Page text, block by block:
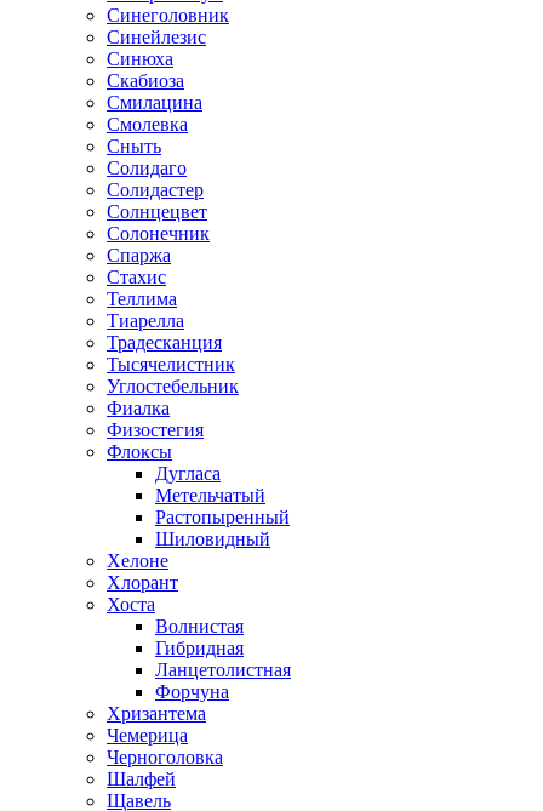
Синеголовник
Синейлезис
Синюха
Скабиоза
Смилацина
Смолевка
Сныть
Солидаго
Солидастер
Солнцецвет
Солонечник
Спаржа
Стахис
Теллима
Тиарелла
Традесканция
Тысячелистник
Углостебельник
Фиалка
Физостегия
Флоксы
Дугласа
Метельчатый
Растопыренный
Шиловидный
Хелоне
Хлорант
Хоста
Волнистая
Гибридная
Ланцетолистная
Форчуна
Хризантема
Чемерица
Черноголовка
Шалфей
Щавель